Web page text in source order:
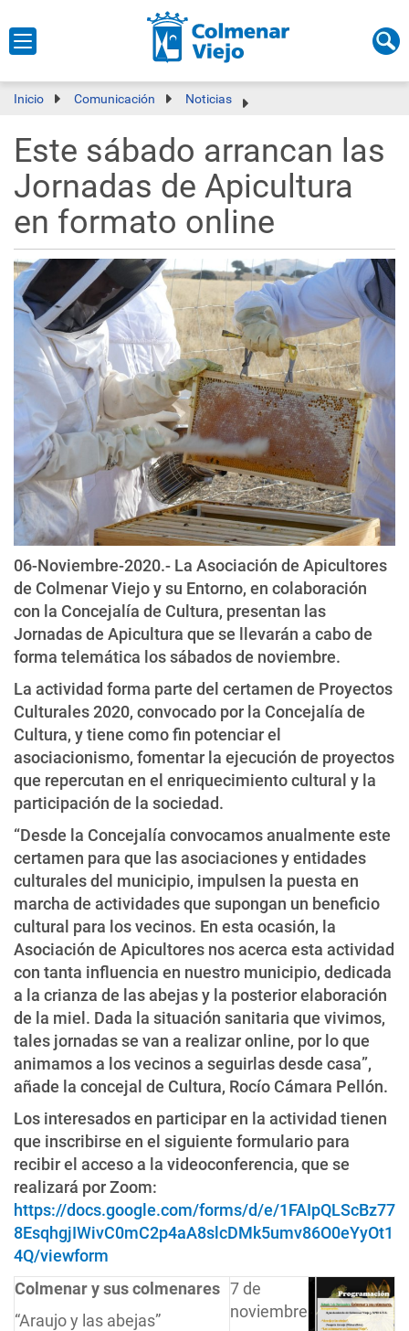
Inicio Comunicación Noticias
Este sábado arrancan las
Jornadas de Apicultura
en formato online
06-Noviembre-2020.- La Asociación de Apicultores
de Colmenar Viejo y su Entorno, en colaboración
con la Concejalía de Cultura, presentan las
Jornadas de Apicultura que se llevarán a cabo de
forma telemática los sábados de noviembre.
La actividad forma parte del certamen de Proyectos
Culturales 2020, convocado por la Concejalía de
Cultura, y tiene como fin potenciar el
asociacionismo, fomentar la ejecución de proyectos
que repercutan en el enriquecimiento cultural y la
participación de la sociedad.
“Desde la Concejalía convocamos anualmente este
certamen para que las asociaciones y entidades
culturales del municipio, impulsen la puesta en
marcha de actividades que supongan un beneficio
cultural para los vecinos. En esta ocasión, la
Asociación de Apicultores nos acerca esta actividad
con tanta influencia en nuestro municipio, dedicada
a la crianza de las abejas y la posterior elaboración
de la miel. Dada la situación sanitaria que vivimos,
tales jornadas se van a realizar online, por lo que
animamos a los vecinos a seguirlas desde casa”,
añade la concejal de Cultura, Rocío Cámara Pellón.
Los interesados en participar en la actividad tienen
que inscribirse en el siguiente formulario para
recibir el acceso a la videoconferencia, que se
realizará por Zoom:
https://docs.google.com/forms/d/e/1FAIpQLScBz77
8EsqhgjIWivC0mC2p4aA8slcDMk5umv86O0eYyOt1
4Q/viewform
Colmenar y sus colmenares
“Araujo y las abejas”
7 de
noviembre